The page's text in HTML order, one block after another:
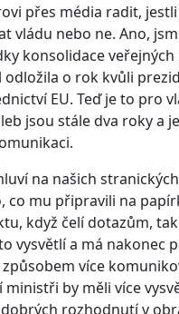
přes média radit,
vládu nebo ne. Ano,
konsolidace
odložila o rok kvůli
EU. Teď je to pro
jsou stále dva roky a
na našich
co mu připravili na
když čelí dotazům,
vysvětlí a má nakonec
více
by měli více
rozhodnutí v